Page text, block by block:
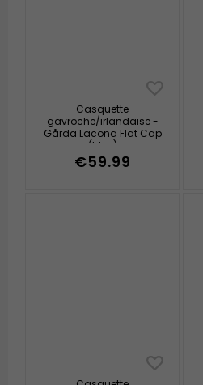
Casquette
gavroche/irlandaise -
Gårda Lacona Flat Cap
(bleu)
€59.99